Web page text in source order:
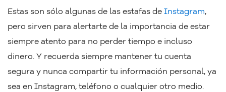
Estas son sólo algunas de las estafas de Instagram,
pero sirven para alertarte de la importancia de estar
siempre atento para no perder tiempo e incluso
dinero. Y recuerda siempre mantener tu cuenta
segura y nunca compartir tu información personal, ya
sea en Instagram, teléfono o cualquier otro medio.